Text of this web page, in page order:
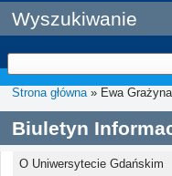
Wyszukiwanie
Strona główna» Ewa
Biuletyn
O Uniwersytecie Gdańskim